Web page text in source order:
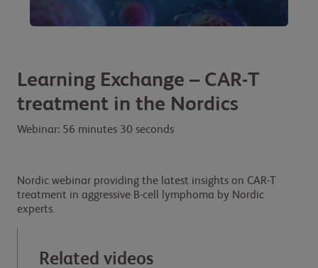
Learning Exchange – CAR-T
treatment in the Nordics
Webinar: 56 minutes 30 seconds
Nordic webinar providing the latest insights on CAR-T
treatment in aggressive B-cell lymphoma by Nordic
experts.
Related videos